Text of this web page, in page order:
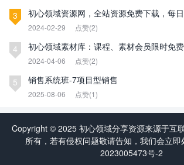
3 初心领域资源网，全站资源免费下载，每
2024-02-29 点赞(2)
4 初心领域素材库：课程、素材会员限时免
2024-04-06 点赞(2)
5 销售系统班-7项目型销售
2025-08-06 点赞(1)
Copyright © 2025 初心领域分享资源来源于互
所有，若有侵权问题敬请告知，我们会立即
2023005473号-2